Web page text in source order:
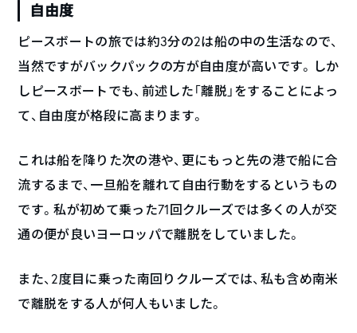
自由度
ピースボートの旅では約3分の2は船の中の生活なので、
当然ですがバックパックの方が自由度が高いです。しか
しピースボートでも、前述した「離脱」をすることによっ
て、自由度が格段に高まります。
これは船を降りた次の港や、更にもっと先の港で船に合
流するまで、一旦船を離れて自由行動をするというもの
です。私が初めて乗った71回クルーズでは多くの人が交
通の便が良いヨーロッパで離脱をしていました。
また、2度目に乗った南回りクルーズでは、私も含め南米
で離脱をする人が何人もいました。